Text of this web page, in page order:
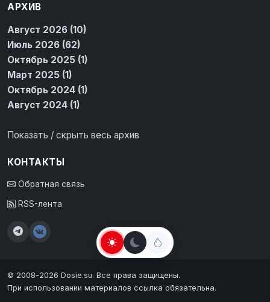
АРХИВ
Август 2026 (10)
Июль 2026 (62)
Октябрь 2025 (1)
Март 2025 (1)
Октябрь 2024 (1)
Август 2024 (1)
Показать / скрыть весь архив
КОНТАКТЫ
Обратная связь
RSS-лента
© 2008–2026 Dosie.su. Все права защищены.
При использовании материалов ссылка обязательна.